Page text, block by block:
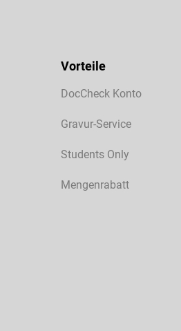
Vorteile
DocCheck Konto
Gravur-Service
Students Only
Mengenrabatt